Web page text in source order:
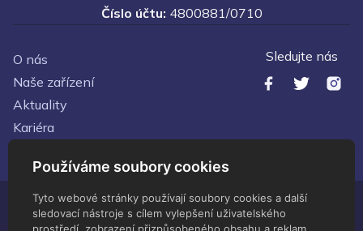
Používáme soubory cookies
Tyto webové stránky používají soubory cookies a další
sledovací nástroje s cílem vylepšení uživatelského
Číslo účtu: 4800881/0710
O nás
Naše zařízení
Aktuality
Kariéra
Sledujte nás
© Zdravotnické zařízení Ministerstva vnitra - 2026 Všechna